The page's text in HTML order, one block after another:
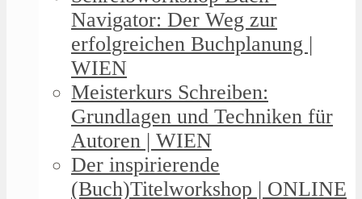
Navigator: Der Weg zur
erfolgreichen Buchplanung |
WIEN
Meisterkurs Schreiben:
Grundlagen und Techniken für
Autoren | WIEN
Der inspirierende
(Buch)Titelworkshop | ONLINE